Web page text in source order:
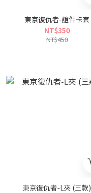
東京復仇者-證件卡套
NT$350
NT$450
東京復仇者-L夾 (三款)